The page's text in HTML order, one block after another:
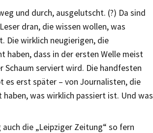
und durch, ausgelutscht. (?) Da sind
dran, die wissen wollen, was
Die wirklich neugierigen, die
haben, dass in der ersten Welle meist
Schaum serviert wird. Die handfesten
es erst später – von Journalisten, die
was wirklich passiert ist. Und was
die „Leipziger Zeitung“ so fern